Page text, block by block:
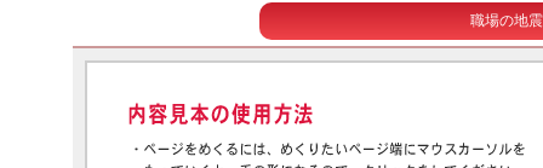
職場の地